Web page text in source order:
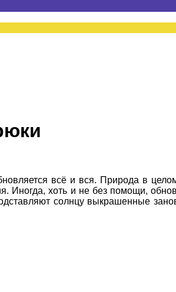
всё и вся. Природа в
Иногда, хоть и не без помощи,
солнцу выкрашенные